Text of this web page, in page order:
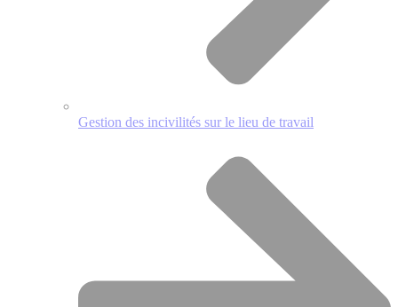
Gestion des incivilités sur le lieu de travail